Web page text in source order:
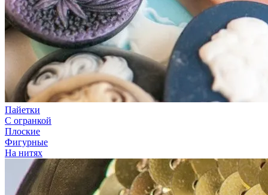
Пайетки
С огранкой
Плоские
Фигурные
На нитях